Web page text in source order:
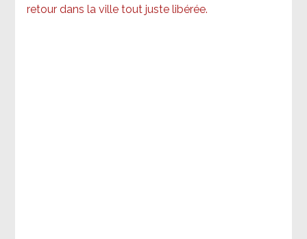
retour dans la ville tout juste libérée.